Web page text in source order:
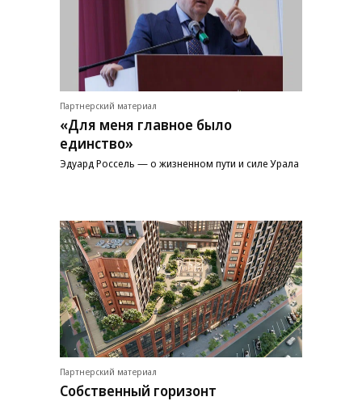
Партнерский материал
«Для меня главное было
единство»
Эдуард Россель — о жизненном пути и силе Урала
Партнерский материал
Собственный горизонт